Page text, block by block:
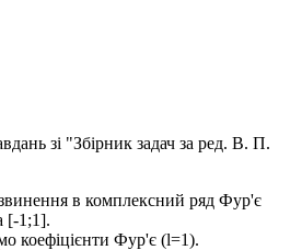
зі "Збірник задач за ред. В. П.
в комплексний ряд Фур'є
[-1;1].
коефіцієнти Фур'є (l=1).